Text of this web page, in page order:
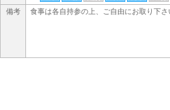
備考 食事は各自持参の上、ご自由にお取り下さ